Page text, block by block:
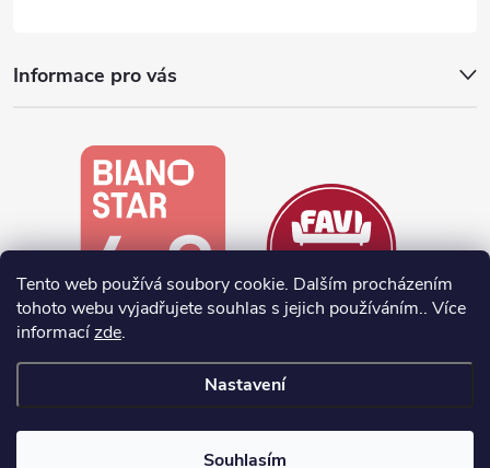
Tento web používá soubory cookie. Dalším procházením
tohoto webu vyjadřujete souhlas s jejich používáním.. Více
informacízde.
Nastavení
Souhlasím
Informace pro vás
Vytvořil Shoptet